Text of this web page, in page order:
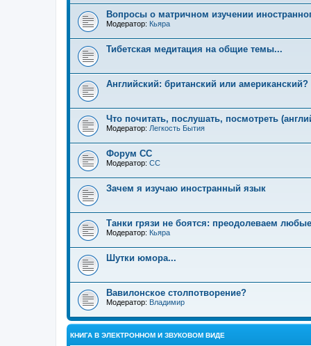
Вопросы о матричном изучении
Модератор: Кьяра
Тибетская медитация на общие темы...
Английский: британский или американский?
Что почитать, послушать, посмотреть
Модератор: Легкость Бытия
Форум СС
Модератор: CC
Зачем я изучаю иностранный язык
Танки грязи не боятся: преодолеваем
Модератор: Кьяра
Шутки юмора...
Вавилонское столпотворение?
Модератор: Владимир
КНИГА В ЭЛЕКТРОННОМ И ЗВУКОВОМ ВИДЕ